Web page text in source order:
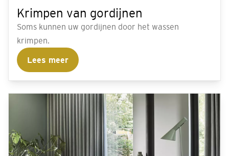
Krimpen van gordijnen
Soms kunnen uw gordijnen door het wassen
krimpen.
Lees meer